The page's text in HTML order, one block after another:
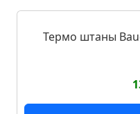
Термо штаны